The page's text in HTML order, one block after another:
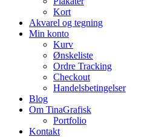
Kort
Akvarel og tegning
Min konto
Kurv
Ønskeliste
Ordre Tracking
Checkout
Handelsbetingelser
Blog
Om TinaGrafisk
Portfolio
Kontakt